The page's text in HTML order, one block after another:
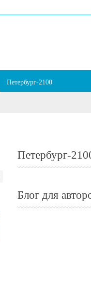
Петербург-2100
Петербург-
Блог для